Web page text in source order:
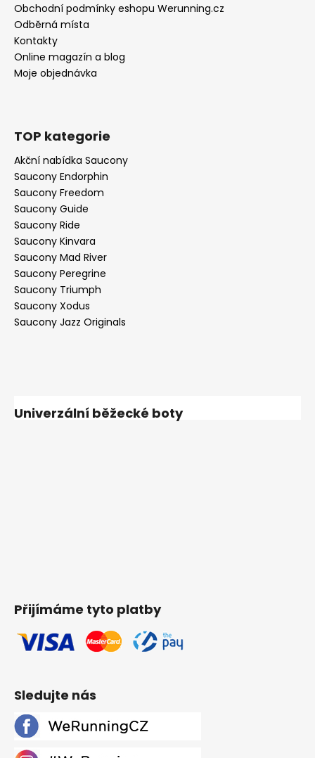
Obchodní podmínky eshopu Werunning.cz
Odběrná místa
Kontakty
Online magazín a blog
Moje objednávka
TOP kategorie
Akční nabídka Saucony
Saucony Endorphin
Saucony Freedom
Saucony Guide
Saucony Ride
Saucony Kinvara
Saucony Mad River
Saucony Peregrine
Saucony Triumph
Saucony Xodus
Saucony Jazz Originals
Univerzální běžecké boty
Přijímáme tyto platby
Sledujte nás